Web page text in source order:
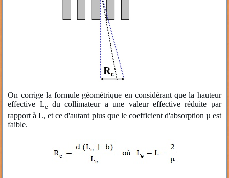
On corrige la formule géométrique en considérant que la hauteur
effective Le du collimateur a une valeur effective réduite par
rapport à L, et ce d'autant plus que le coefficient d'absorption µ est
faible.